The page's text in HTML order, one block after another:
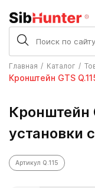
Главная Каталог
Кронштейн GTS
Кронштейн
установки
Артикул Q.115